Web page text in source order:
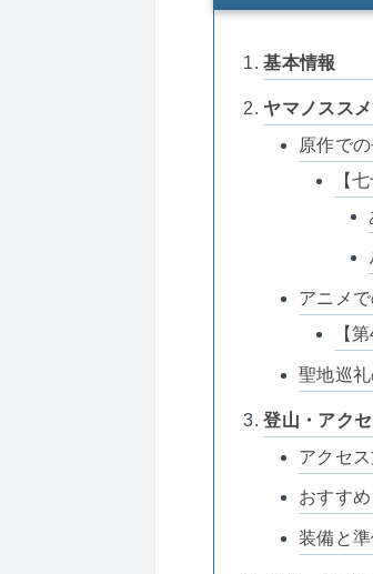
基本情報
ヤマノスス
原作で
【
アニメ
【
聖地巡
登山・アク
アクセ
おすす
装備と